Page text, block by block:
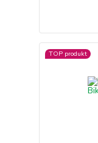
TOP produkt